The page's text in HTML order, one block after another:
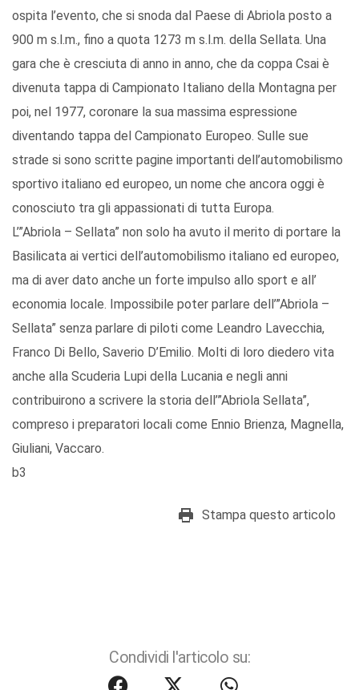
ospita l’evento, che si snoda dal Paese di Abriola posto a
900 m s.l.m., fino a quota 1273 m s.l.m. della Sellata. Una
gara che è cresciuta di anno in anno, che da coppa Csai è
divenuta tappa di Campionato Italiano della Montagna per
poi, nel 1977, coronare la sua massima espressione
diventando tappa del Campionato Europeo. Sulle sue
strade si sono scritte pagine importanti dell’automobilismo
sportivo italiano ed europeo, un nome che ancora oggi è
conosciuto tra gli appassionati di tutta Europa.
L’”Abriola – Sellata” non solo ha avuto il merito di portare la
Basilicata ai vertici dell’automobilismo italiano ed europeo,
ma di aver dato anche un forte impulso allo sport e all’
economia locale. Impossibile poter parlare dell’”Abriola –
Sellata” senza parlare di piloti come Leandro Lavecchia,
Franco Di Bello, Saverio D’Emilio. Molti di loro diedero vita
anche alla Scuderia Lupi della Lucania e negli anni
contribuirono a scrivere la storia dell’”Abriola Sellata”,
compreso i preparatori locali come Ennio Brienza, Magnella,
Giuliani, Vaccaro.
b3
Stampa questo articolo
Condividi l'articolo su: